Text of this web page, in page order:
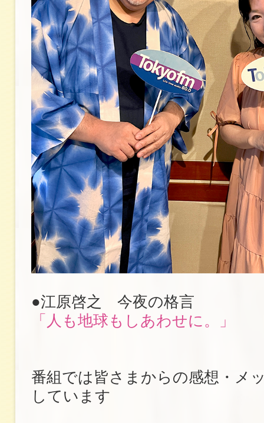
●江原啓之 今夜の格言
「人も地球もしあわせに。」
番組では皆さまからの感想・メ
しています